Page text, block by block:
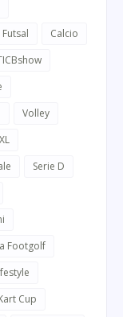
Futsal
Calcio
Volley
Serie D
Footgolf
Cup